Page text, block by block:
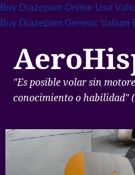
Buy Diazepam Online Usa
Buy Diazepam Generic Valium
"Es posible volar sin
conocimiento o